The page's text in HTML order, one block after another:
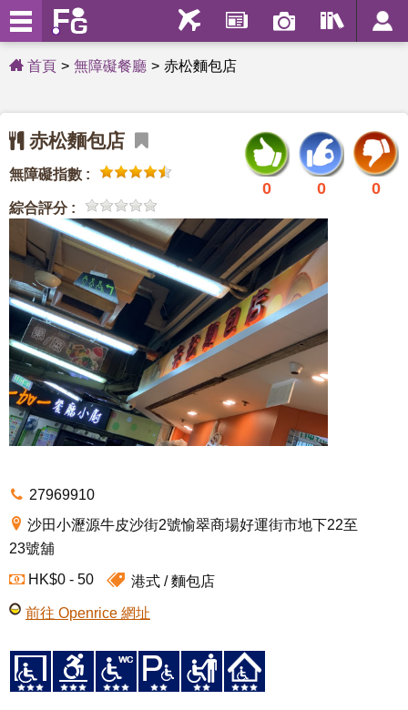
首頁 無障礙餐廳 赤松麵包店
0
0
0
赤松麵包店
無障礙指數 :
綜合評分 :
27969910
沙田小瀝源牛皮沙街2號愉翠商場好運街市地下22至
23號舖
HK$0 - 50
港式 麵包店
前往 Openrice 網址